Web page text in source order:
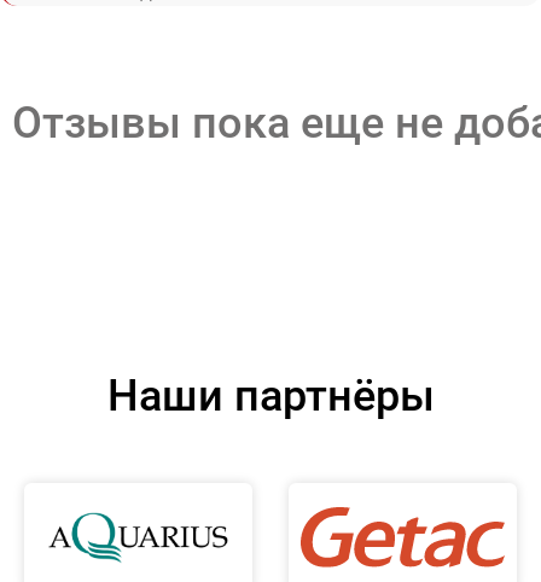
Отзывы пока еще не
Наши партнёры